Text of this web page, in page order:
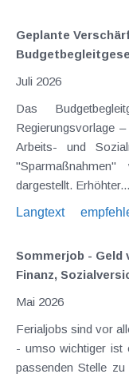
Geplante
Juli 2026
Das
Regierungsvorlage
Arbeits- und
"Sparmaßnahmen"
dargestellt. Erhöhter...
Langtext
Sommerjob - Geld
Finanz,
Mai 2026
Ferialjobs sind vor
- umso wichtiger ist
passenden Stelle